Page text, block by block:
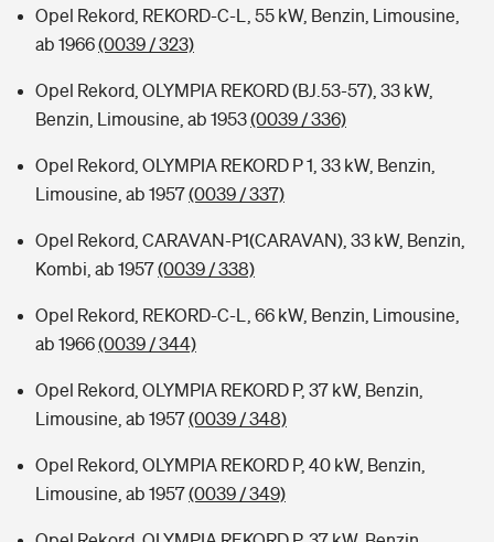
Opel Rekord, REKORD-C-L, 55 kW, Benzin, Limousine,
ab 1966(0039 / 323)
Opel Rekord, OLYMPIA REKORD (BJ.53-57), 33 kW,
Benzin, Limousine, ab 1953(0039 / 336)
Opel Rekord, OLYMPIA REKORD P 1, 33 kW, Benzin,
Limousine, ab 1957(0039 / 337)
Opel Rekord, CARAVAN-P1(CARAVAN), 33 kW, Benzin,
Kombi, ab 1957(0039 / 338)
Opel Rekord, REKORD-C-L, 66 kW, Benzin, Limousine,
ab 1966(0039 / 344)
Opel Rekord, OLYMPIA REKORD P, 37 kW, Benzin,
Limousine, ab 1957(0039 / 348)
Opel Rekord, OLYMPIA REKORD P, 40 kW, Benzin,
Limousine, ab 1957(0039 / 349)